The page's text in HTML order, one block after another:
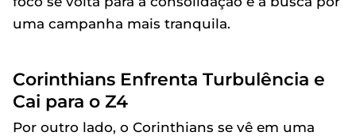
uma campanha mais tranquila.
Corinthians Enfrenta Turbulência e
Cai para o Z4
Por outro lado, o Corinthians se vê em uma